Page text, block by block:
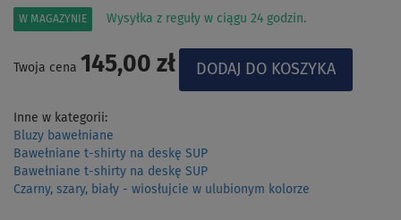
W MAGAZYNIE Wysyłka z reguły w ciągu 24 godzin.
Twoja cena 145,00 zł
Inne w kategorii:
Bluzy bawełniane
Bawełniane t-shirty na deskę SUP
Bawełniane t-shirty na deskę SUP
Czarny, szary, biały - wiosłujcie w ulubionym kolorze